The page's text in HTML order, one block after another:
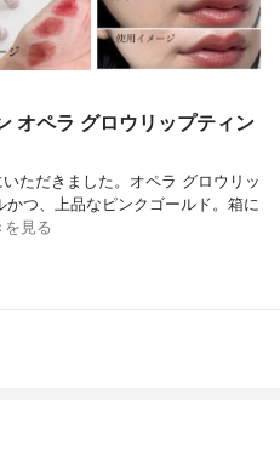
オペラ グロウリップティン
ただきました。オペラ グロウリッ
つ、上品なピンクゴールド。箱に
を見る